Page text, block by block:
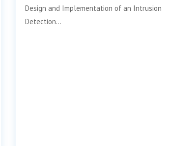
Design and Implementation of an Intrusion
Detection…